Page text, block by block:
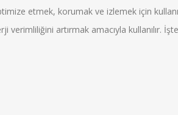
etmek, korumak ve izlemek için
artırmak amacıyla kullanılır.